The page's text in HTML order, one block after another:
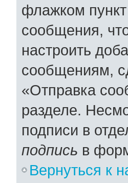
флажком пункт
сообщения,
настроить
сообщениям,
«Отправка
разделе.
подписи в
подпись в
Вернуться к